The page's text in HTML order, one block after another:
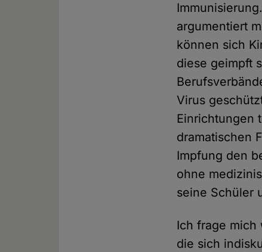
argumentiert
können sich
diese geimpft
Virus
Einrichtungen
dramatischen
Impfung den
ohne
seine Schüler
Ich frage mich
die sich